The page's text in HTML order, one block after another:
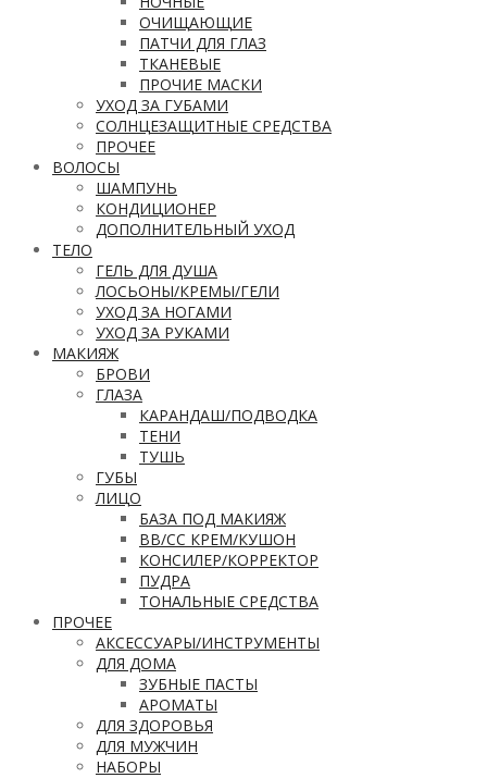
ОЧИЩАЮЩИЕ
ПАТЧИ ДЛЯ ГЛАЗ
ТКАНЕВЫЕ
ПРОЧИЕ МАСКИ
УХОД ЗА ГУБАМИ
СОЛНЦЕЗАЩИТНЫЕ СРЕДСТВА
ПРОЧЕЕ
ВОЛОСЫ
ШАМПУНЬ
КОНДИЦИОНЕР
ДОПОЛНИТЕЛЬНЫЙ УХОД
ТЕЛО
ГЕЛЬ ДЛЯ ДУША
ЛОСЬОНЫ/КРЕМЫ/ГЕЛИ
УХОД ЗА НОГАМИ
УХОД ЗА РУКАМИ
МАКИЯЖ
БРОВИ
ГЛАЗА
КАРАНДАШ/ПОДВОДКА
ТЕНИ
ТУШЬ
ГУБЫ
ЛИЦО
БАЗА ПОД МАКИЯЖ
ВВ/CC КРЕМ/КУШОН
КОНСИЛЕР/КОРРЕКТОР
ПУДРА
ТОНАЛЬНЫЕ СРЕДСТВА
ПРОЧЕЕ
АКСЕССУАРЫ/ИНСТРУМЕНТЫ
ДЛЯ ДОМА
ЗУБНЫЕ ПАСТЫ
АРОМАТЫ
ДЛЯ ЗДОРОВЬЯ
ДЛЯ МУЖЧИН
НАБОРЫ